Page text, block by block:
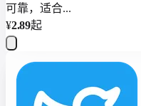
可靠，适合...
¥2.89起